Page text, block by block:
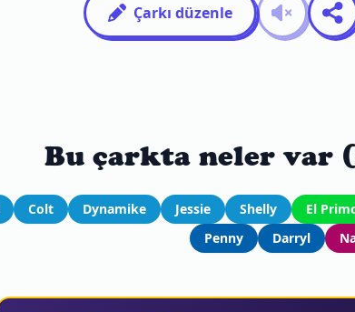
Çarkı düzenle
Bu çarkta neler var
Colt Dynamike Jessie Shelly El
Penny
Darryl